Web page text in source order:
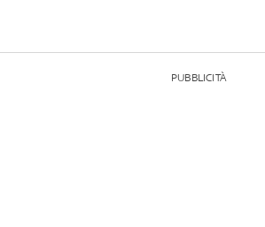
PUBBLICITÀ